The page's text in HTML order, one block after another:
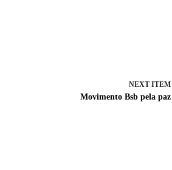
NEXT ITEM
Movimento Bsb pela paz